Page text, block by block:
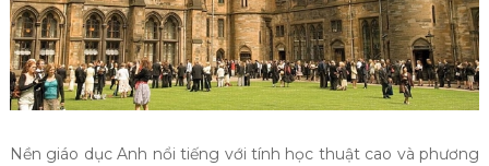
Nền giáo dục Anh nổi tiếng với tính học thuật cao và phương